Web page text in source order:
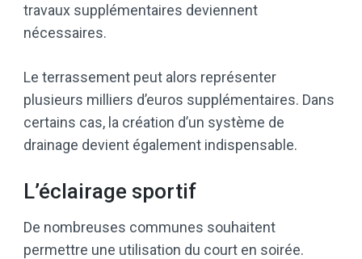
travaux supplémentaires deviennent
nécessaires.
Le terrassement peut alors représenter
plusieurs milliers d’euros supplémentaires. Dans
certains cas, la création d’un système de
drainage devient également indispensable.
L’éclairage sportif
De nombreuses communes souhaitent
permettre une utilisation du court en soirée.